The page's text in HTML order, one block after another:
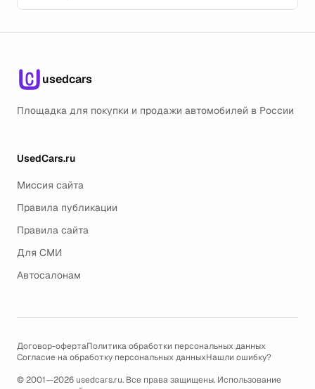
usedcars
Площадка для покупки и продажи автомобилей в России
UsedCars.ru
Миссия сайта
Правила публикации
Правила сайта
Для СМИ
Автосалонам
Договор-офертаПолитика обработки персональных данных
Согласие на обработку персональных данныхНашли ошибку?
© 2001—2026 usedcars.ru. Все права защищены. Использование